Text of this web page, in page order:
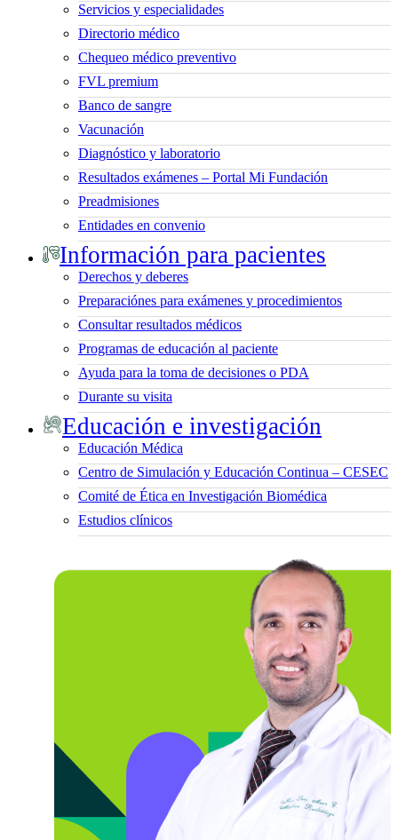
Servicios y especialidades
Directorio médico
Chequeo médico preventivo
FVL premium
Banco de sangre
Vacunación
Diagnóstico y laboratorio
Resultados exámenes – Portal Mi Fundación
Preadmisiones
Entidades en convenio
Información para pacientes
Derechos y deberes
Preparaciónes para exámenes y procedimientos
Consultar resultados médicos
Programas de educación al paciente
Ayuda para la toma de decisiones o PDA
Durante su visita
Educación e investigación
Educación Médica
Centro de Simulación y Educación Continua – CESEC
Comité de Ética en Investigación Biomédica
Estudios clínicos